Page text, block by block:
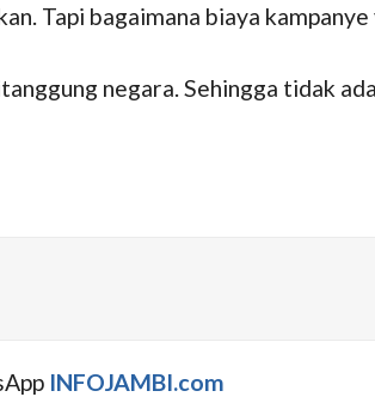
Tapi bagaimana biaya kampanye
negara. Sehingga tidak
INFOJAMBI.com